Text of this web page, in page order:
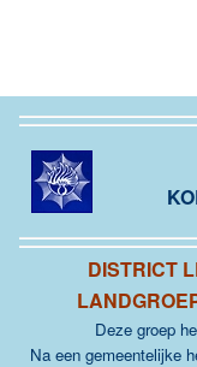
DISTRICT
Deze groep
Na een gemeentelijke